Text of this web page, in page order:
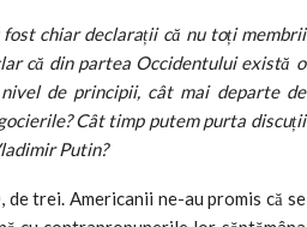
chiar declarații că nu toți membrii
că din partea Occidentului există o
de principii, cât mai departe de
Cât timp putem purta discuții
Putin?
de trei. Americanii ne-au promis că se